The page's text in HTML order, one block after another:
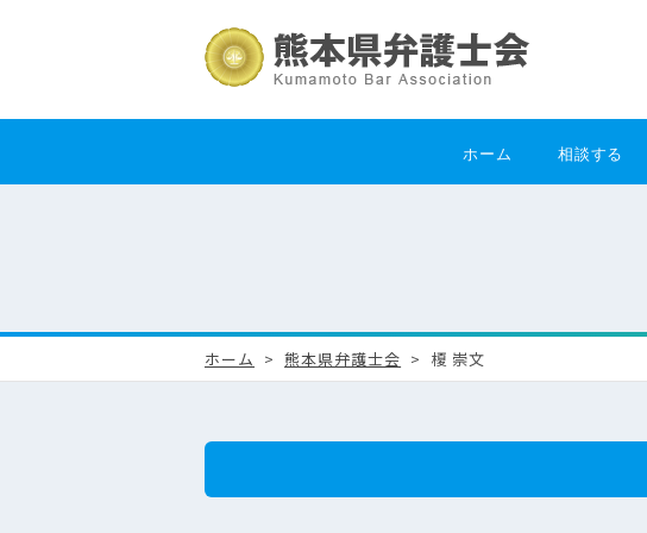
ホーム 相談する
ホーム 熊本県弁護士会 榎 崇文